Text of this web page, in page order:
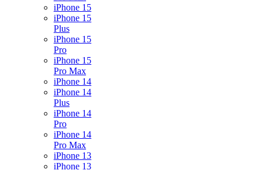
iPhone 15
iPhone 15
Plus
iPhone 15
Pro
iPhone 15
Pro Max
iPhone 14
iPhone 14
Plus
iPhone 14
Pro
iPhone 14
Pro Max
iPhone 13
iPhone 13